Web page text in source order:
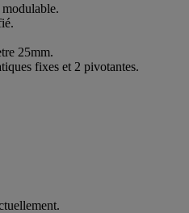
25mm.
fixes et 2 pivotantes.